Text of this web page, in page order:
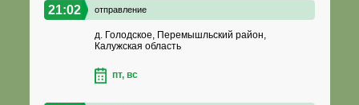
21:02 отправление
д. Голодское, Перемышльский район,
Калужская область
пт, вс